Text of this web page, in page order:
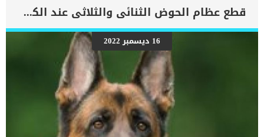
فان القطة تفقد حياتها. فى هذا المقال سوف نتعرف على تفاصيل عملية
تصحيح الأوضاع الداخلية للحجاب الحاجز عند القطط وكيفية التعامل مع
الفتاق. اقرأ ايضا: خطورة الفتاق عند القطط وعلاجه الاجراءات المتعلقة
بفتاق الحجاب الحاجز عند القطط تحتاج هذه العملية الجراحية الى وضع
القطة تحت التخدير الكلى والذى يتطلب عدم وجود اى ضعف بعضلة القلب
او الرئتين عند القطة. تعتبر الخطورة شديدة جدا فى حالة ان هناك
مضاعفات صحية تمنع التخدير الكلى للقطة فى هذه الحالة. اعتمادا على
النتائج الإيجابية من تحاليل القطة يحدد الطبيب البيطرى موعد
العملية.سيطلب منك الطبيب البيطري منع الطعام والشراب عن قطتك […]
قطع عظام الحوض الثنائى والثلاثى عند الكلاب ودوافعه
16 ديسمبر 2022